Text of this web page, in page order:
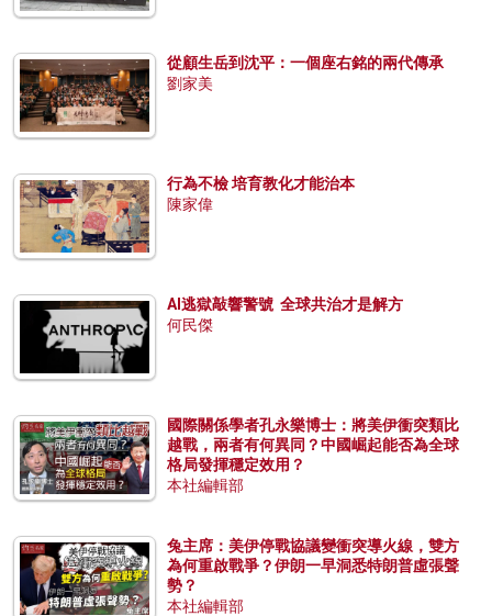
從顧生岳到沈平：一個座右銘的兩代傳承
劉家美
行為不檢 培育教化才能治本
陳家偉
AI逃獄敲響警號 全球共治才是解方
何民傑
國際關係學者孔永樂博士：將美伊衝突類比
越戰，兩者有何異同？中國崛起能否為全球
格局發揮穩定效用？
本社編輯部
兔主席：美伊停戰協議變衝突導火線，雙方
為何重啟戰爭？伊朗一早洞悉特朗普虛張聲
勢？
本社編輯部